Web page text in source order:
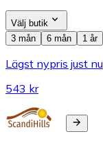
Välj butik
3 mån
6 mån 1 år
Lägst nypris just nu
543 kr